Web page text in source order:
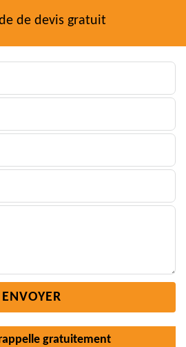
de devis gratuit
gratuitement